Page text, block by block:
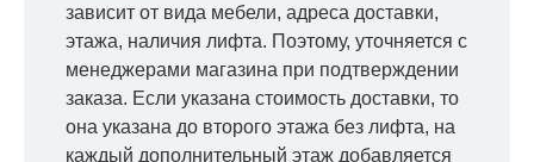
зависит от вида мебели, адреса доставки,
этажа, наличия лифта. Поэтому, уточняется с
менеджерами магазина при подтверждении
заказа. Если указана стоимость доставки, то
она указана до второго этажа без лифта, на
каждый дополнительный этаж добавляется